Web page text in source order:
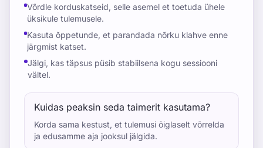
Võrdle korduskatseid, selle asemel et toetuda ühele
üksikule tulemusele.
Kasuta õppetunde, et parandada nõrku klahve enne
järgmist katset.
Jälgi, kas täpsus püsib stabiilsena kogu sessiooni
vältel.
Kuidas peaksin seda taimerit kasutama?
Korda sama kestust, et tulemusi õiglaselt võrrelda
ja edusamme aja jooksul jälgida.